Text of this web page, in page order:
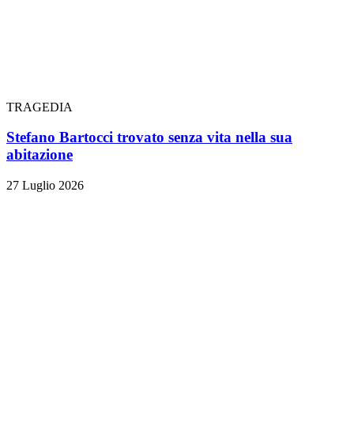
TRAGEDIA
Stefano Bartocci trovato senza vita nella sua
abitazione
27 Luglio 2026